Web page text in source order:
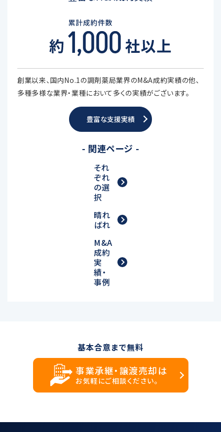
創業以来、国内No.1の調剤薬局業界のM&A成約実績の他、
多種多様な業界・業種において多くの実績がございます。
豊富な支援実績
- 関連ページ -
それ
ぞれ
の選
択
晴れ
ばれ
M&A
成約
実
績・
事例
基本合意まで無料
事業承継・譲渡売却は
お気軽にご相談ください。